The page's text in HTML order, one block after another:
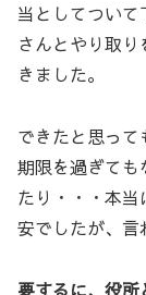
当としてつい
さんとやり取
きました。
できたと思っ
期限を過ぎても
たり・・・本
安でしたが、言
要するに、役